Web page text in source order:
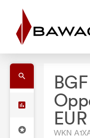
EUR
WKN